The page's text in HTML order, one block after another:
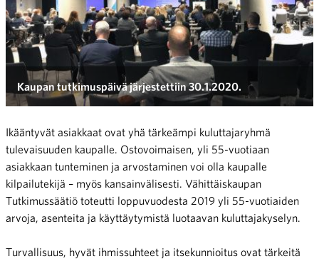
Kaupan tutkimuspäivä järjestettiin 30.1.2020.
Ikääntyvät asiakkaat ovat yhä tärkeämpi kuluttajaryhmä
tulevaisuuden kaupalle. Ostovoimaisen, yli 55-vuotiaan
asiakkaan tunteminen ja arvostaminen voi olla kaupalle
kilpailutekijä – myös kansainvälisesti. Vähittäiskaupan
Tutkimussäätiö toteutti loppuvuodesta 2019 yli 55-vuotiaiden
arvoja, asenteita ja käyttäytymistä luotaavan kuluttajakyselyn.
Turvallisuus, hyvät ihmissuhteet ja itsekunnioitus ovat tärkeitä